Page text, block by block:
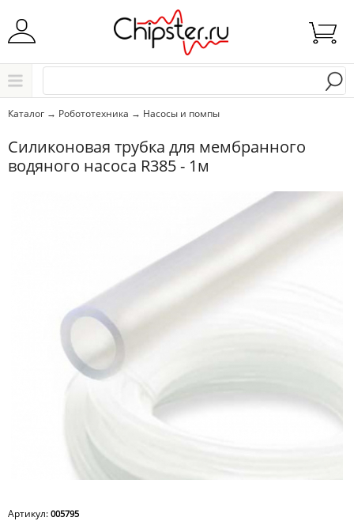
Начните водить название города..
Каталог → Робототехника → Насосы и помпы
Силиконовая трубка для мембранного
водяного насоса R385 - 1м
Артикул: 005795